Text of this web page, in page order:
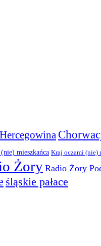
mieszkańca Kraj oczami (nie)
Żory Radio Żory
śląskie pałace